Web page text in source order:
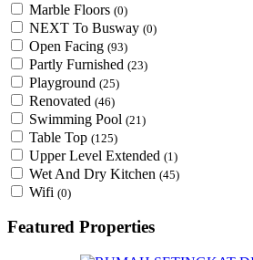
Marble Floors (0)
NEXT To Busway (0)
Open Facing (93)
Partly Furnished (23)
Playground (25)
Renovated (46)
Swimming Pool (21)
Table Top (125)
Upper Level Extended (1)
Wet And Dry Kitchen (45)
Wifi (0)
Featured Properties